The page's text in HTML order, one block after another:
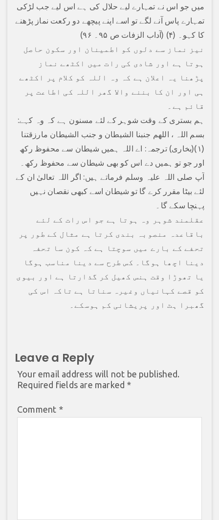
میں جو اس نے تمہارے لیے حلال کی ہے اس لیے جب لڑکی
تمہارے پاس آنے لگے تو اسے اپنے پیچھے دو رکعت نماز پڑھنے
کا کہو۔ (۴) (آداب الزفات ص ۹۵۔ ۹۶)
نیز نماز سے دلوں کو اطمینان اور سکون حاصل
ہوتا ہے اور شادی کی رات میں اکٹھے نماز
پڑھنا یہ اعلان ہے کہ وہ اللہ کو کلام پر اکٹھے
ہی اور ان کا بننے والا گھر اللہ کی اطاعت پر
قائم ہے۔
ہم بستری کے وقت شوہر کے لئے مسنون ہے کہ وہ کہے:
بسم اللہ ، اللھم جنبنا الشیطان و جنب الشیطان مارزقتنا
(۱)(بخاری) ترجمہ: اے اللہ ہمیں شیطان سے محفوظ رکھ
اور جو تو ہمیں دے اس کو بھی شیطان سے محفوظ رکھ۔
آپ صلی اللہ علیہ وسلم فرماتے ہیں: اگر اللہ تعالیٰ ان کے
لئے بیٹا مقرر کرے گا تو شیطان اسے کبھی نقصان نہیں
پہنچا سکے گا۔
عقلمند شوہر وہ ہوتا ہے جو اس رات کے لئے
باقاعدہ منصوبہ بندی کرتا ہے مثال کے طور پر
تحفے کے بارے میں سوچتا ہے کہ کون سا تحفہ
دینا اچھا ہوگا۔ کس طرح سے دینا مناسب ہوگا
یا تھوڑا وقت ہنس کھیل کر گذارتا ہے اور بیوی
کو قصے کہانیاں وغیرہ سناتا ہے تاکہ اس کی
گھبرا ہٹ اور پریشانی کم ہوسکے۔
Leave a Reply
Your email address will not be published.
Required fields are marked *
Comment *